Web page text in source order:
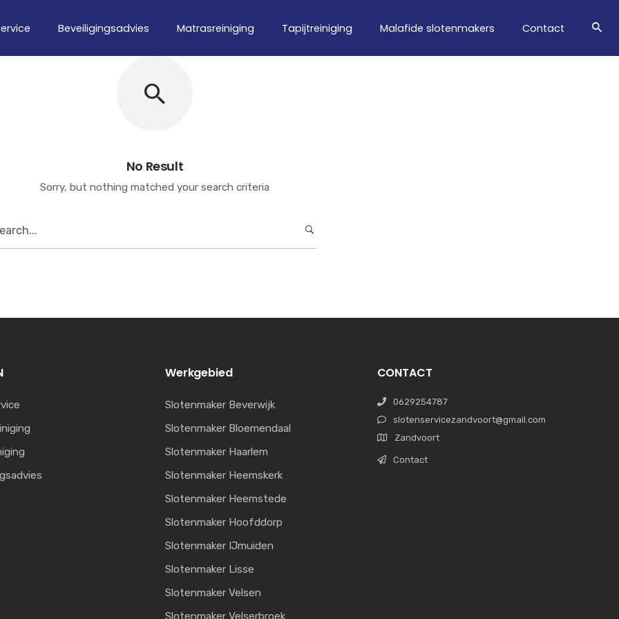
Beveiligingsadvies Matrasreiniging Tapijtreiniging Malafide slotenmakers Contact
No Result
Sorry, but nothing matched your search criteria
Werkgebied
Slotenmaker Beverwijk
Slotenmaker Bloemendaal
Slotenmaker Haarlem
Slotenmaker Heemskerk
Slotenmaker Heemstede
Slotenmaker Hoofddorp
Slotenmaker IJmuiden
Slotenmaker Lisse
Slotenmaker Velsen
Slotenmaker Velserbroek
CONTACT
0629254787
slotenservicezandvoort@gmail.com
Zandvoort
Contact